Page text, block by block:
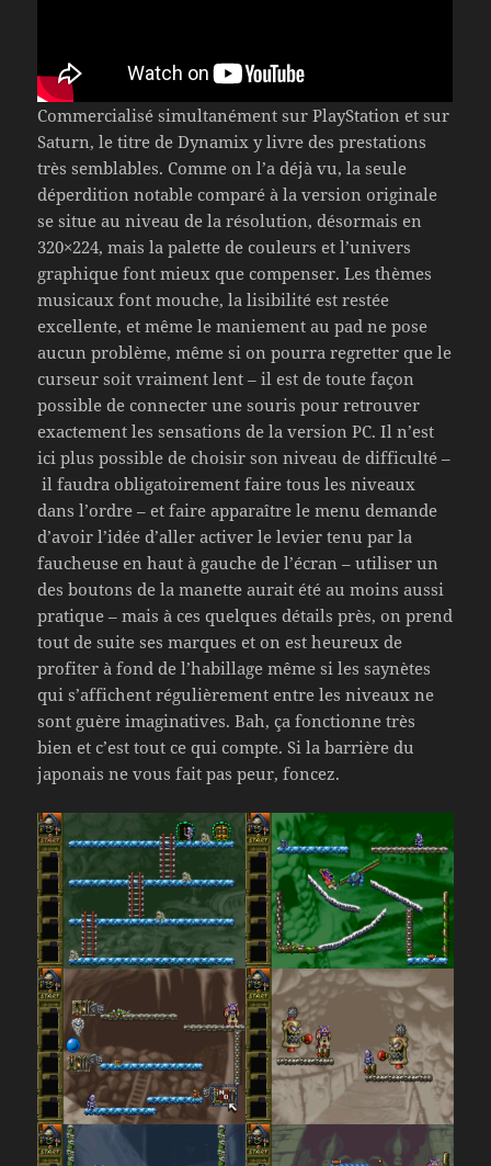
Commercialisé simultanément sur PlayStation et sur
Saturn, le titre de Dynamix y livre des prestations
très semblables. Comme on l’a déjà vu, la seule
déperdition notable comparé à la version originale
se situe au niveau de la résolution, désormais en
320×224, mais la palette de couleurs et l’univers
graphique font mieux que compenser. Les thèmes
musicaux font mouche, la lisibilité est restée
excellente, et même le maniement au pad ne pose
aucun problème, même si on pourra regretter que le
curseur soit vraiment lent – il est de toute façon
possible de connecter une souris pour retrouver
exactement les sensations de la version PC. Il n’est
ici plus possible de choisir son niveau de difficulté –
il faudra obligatoirement faire tous les niveaux
dans l’ordre – et faire apparaître le menu demande
d’avoir l’idée d’aller activer le levier tenu par la
faucheuse en haut à gauche de l’écran – utiliser un
des boutons de la manette aurait été au moins aussi
pratique – mais à ces quelques détails près, on prend
tout de suite ses marques et on est heureux de
profiter à fond de l’habillage même si les saynètes
qui s’affichent régulièrement entre les niveaux ne
sont guère imaginatives. Bah, ça fonctionne très
bien et c’est tout ce qui compte. Si la barrière du
japonais ne vous fait pas peur, foncez.